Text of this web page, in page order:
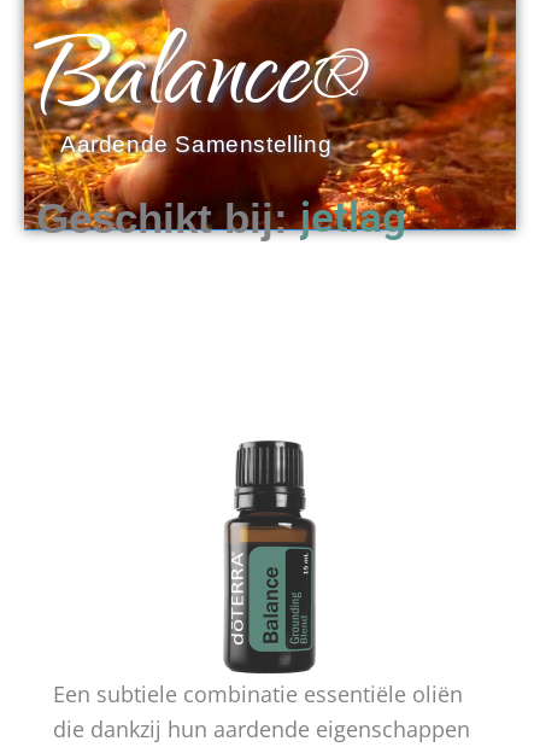
Balance®
Aardende Samenstelling
Geschikt bij: opvliegers
Een subtiele combinatie essentiële oliën
die dankzij hun aardende eigenschappen